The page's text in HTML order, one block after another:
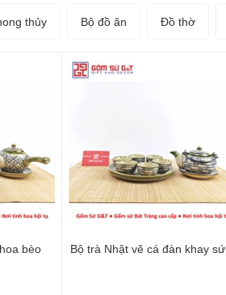
thủy Bộ đồ ăn Đồ thờ
bèo
Bộ trà Nhật vẽ cá đàn khay sứ